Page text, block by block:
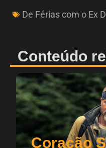
De Férias com o Ex
Conteúdo
Coração